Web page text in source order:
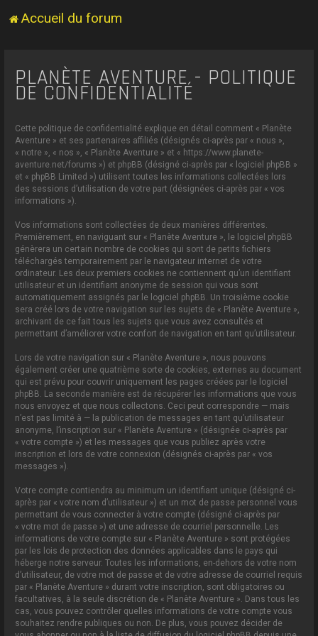
Accueil du forum
PLANÈTE AVENTURE - POLITIQUE
DE CONFIDENTIALITÉ
Cette politique de confidentialité explique en détail comment « Planète
Aventure » et ses partenaires affiliés (désignés ci-après par « nous »,
« notre », « nos », « Planète Aventure » et « https://www.planete-
aventure.net/forums ») et phpBB (désigné ci-après par « logiciel phpBB »
et « phpBB Limited ») utilisent toutes les informations collectées lors
des sessions d’utilisation de votre part (désignées ci-après par « vos
informations »).
Vos informations sont collectées de deux manières différentes.
Premièrement, en naviguant sur « Planète Aventure », le logiciel phpBB
génèrera un certain nombre de cookies qui sont de petits fichiers
téléchargés temporairement par le navigateur internet de votre
ordinateur. Les deux premiers cookies ne contiennent qu’un identifiant
utilisateur et un identifiant anonyme de session qui vous sont
automatiquement assignés par le logiciel phpBB. Un troisième cookie
sera créé lors de votre navigation sur les sujets de « Planète Aventure »,
archivant de ce fait tous les sujets que vous avez consultés et
permettant d’améliorer votre confort de navigation en tant qu’utilisateur.
Lors de votre navigation sur « Planète Aventure », nous pouvons
également créer une quatrième sorte de cookies, externes au document
qui est prévu pour couvrir uniquement les pages créées par le logiciel
phpBB. La seconde manière est de récupérer les informations que vous
nous envoyez et que nous collectons. Ceci peut correspondre — mais
n’est pas limité à — la publication de messages en tant qu’utilisateur
anonyme, l’inscription sur « Planète Aventure » (désignée ci-après par
« votre compte ») et les messages que vous publiez après votre
inscription et lors de votre connexion (désignés ci-après par « vos
messages »).
Votre compte contiendra au minimum un identifiant unique (désigné ci-
après par « votre nom d’utilisateur ») et un mot de passe personnel vous
permettant de vous connecter à votre compte (désigné ci-après par
« votre mot de passe ») et une adresse de courriel personnelle. Les
informations de votre compte sur « Planète Aventure » sont protégées
par les lois de protection des données applicables dans le pays qui
héberge notre serveur. Toutes les informations, en-dehors de votre nom
d’utilisateur, de votre mot de passe et de votre adresse de courriel requis
par « Planète Aventure » durant votre inscription, sont obligatoires ou
facultatives, à la seule discrétion de « Planète Aventure ». Dans tous les
cas, vous pouvez contrôler quelles informations de votre compte vous
souhaitez rendre publiques ou non. De plus, vous pouvez décider de